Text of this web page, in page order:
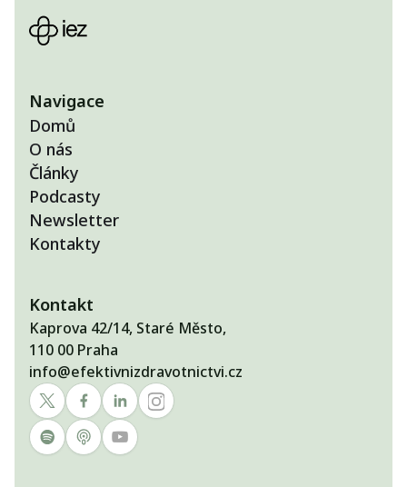
Navigace
Domů
O nás
Články
Podcasty
Newsletter
Kontakty
Kontakt
Kaprova 42/14, Staré Město,
110 00 Praha
info@efektivnizdravotnictvi.cz